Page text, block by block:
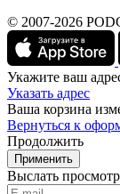
© 2007-2026
Укажите ваш
Указать адрес
Ваша корзина
Вернуться к
Продолжить
Применить
Выслать